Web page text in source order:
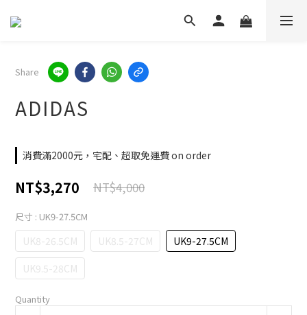
Share
ADIDAS
消費滿2000元，宅配、超取免運費 on order
NT$3,270 NT$4,000
尺寸 : UK9-27.5CM
UK8-26.5CM UK8.5-27CM
UK9-27.5CM
UK9.5-28CM
Quantity